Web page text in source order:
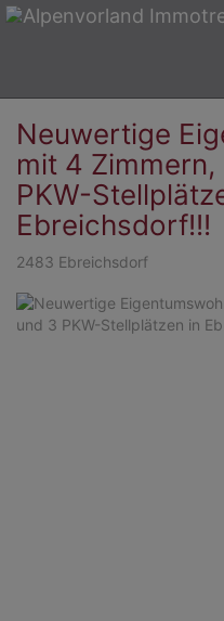
Neuwertige
mit 4
PKW-
Ebreichsdorf!!!
2483 Ebreichsdorf